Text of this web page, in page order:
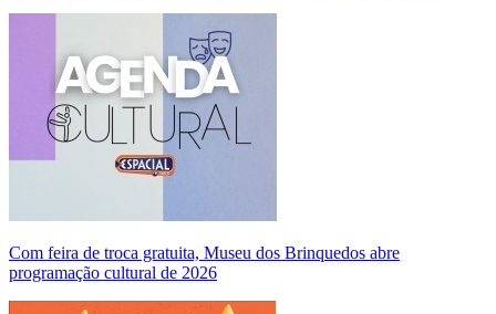
Com feira de troca gratuita, Museu dos Brinquedos abre
programação cultural de 2026